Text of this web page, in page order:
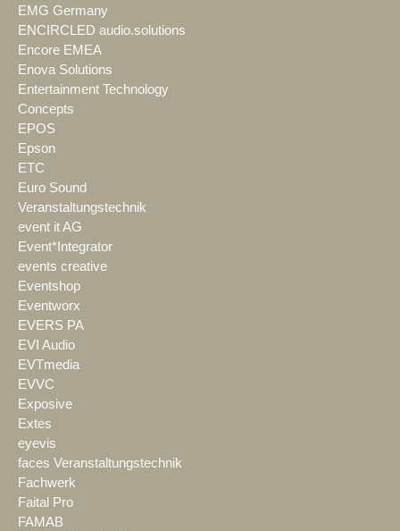
EMG Germany
ENCIRCLED audio.solutions
Encore EMEA
Enova Solutions
Entertainment Technology
Concepts
EPOS
Epson
ETC
Euro Sound
Veranstaltungstechnik
event it AG
Event*Integrator
events creative
Eventshop
Eventworx
EVERS PA
EVI Audio
EVTmedia
EVVC
Exposive
Extes
eyevis
faces Veranstaltungstechnik
Fachwerk
Faital Pro
FAMAB